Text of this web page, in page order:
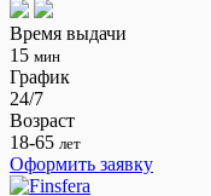
Время выдачи
15 мин
График
24/7
Возраст
18-65 лет
Оформить заявку